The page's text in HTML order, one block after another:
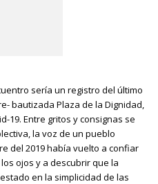
sería un registro del último
bautizada Plaza de la Dignidad,
19. Entre gritos y consignas se
la voz de un pueblo
del 2019 había vuelto a confiar
ojos y a descubrir que la
en la simplicidad de las